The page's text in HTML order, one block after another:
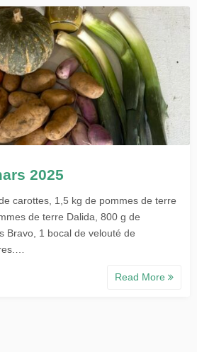
2025
carottes, 1,5 kg de pommes de terre
de terre Dalida, 800 g de
Bravo, 1 bocal de velouté de
Read More